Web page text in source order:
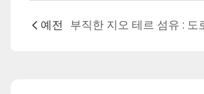
예전